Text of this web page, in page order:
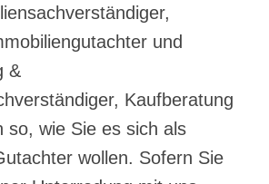
und
&
Kaufberatung
so, wie Sie es sich als
wollen. Sofern Sie